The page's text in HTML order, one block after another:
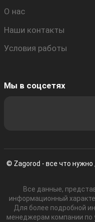
О нас
Наши контакты
Условия работы
Мы в соцсетях
© Zagorod - все что нужно
Все данные,
информационный
Для более подробной
менеджерам компании по